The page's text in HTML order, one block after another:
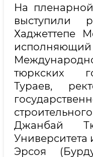
На
выступили
Хаджеттепе
исполняющий
тюркских
Тураев,
Джанбай
Эрсоя